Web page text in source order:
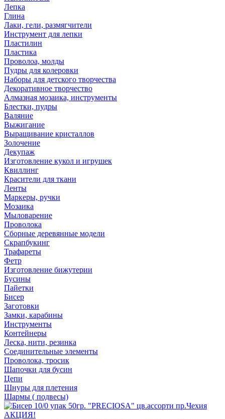
Лепка
Глина
Лаки, гели, размягчители
Инструмент для лепки
Пластилин
Пластика
Проволоа, молды
Пудры для колеровки
Наборы для детского творчества
Декоративное творчество
Алмазная мозаика, инструменты
Блестки, пудры
Валяние
Выжигание
Выращивание кристаллов
Золочение
Декупаж
Изготовление кукол и игрушек
Квиллинг
Красители для ткани
Ленты
Маркеры, ручки
Мозаика
Мыловарение
Проволока
Сборные деревянные модели
Скрапбукинг
Трафареты
Фетр
Изготовление бижутерии
Бусины
Пайетки
Бисер
Заготовки
Замки, карабины
Инструменты
Контейнеры
Леска, нити, резинка
Соединительные элементы
Проволока, тросик
Шапочки для бусин
Цепи
Шнуры для плетения
Шармы ( подвесы)